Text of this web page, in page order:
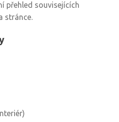
přehled souvisejících
stránce.